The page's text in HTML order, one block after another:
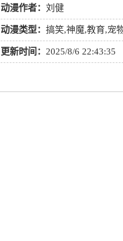
磊 贾樟柯 许知远
动漫作者： 刘健
动漫类型： 搞笑,神魔,教育,宠
更新时间： 2025/8/6 22:43:35